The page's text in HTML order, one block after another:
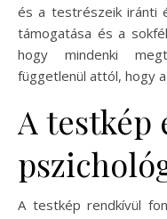
és a testrészeik iránti
támogatása és a
hogy mindenki
függetlenül attól, hogy
A testkép
A testkép rendkívül